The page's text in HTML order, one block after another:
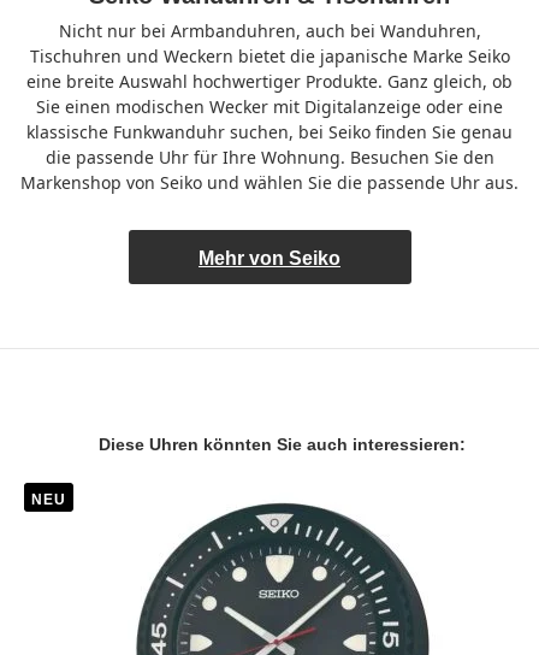
Nicht nur bei Armbanduhren, auch bei Wanduhren,
Tischuhren und Weckern bietet die japanische Marke Seiko
eine breite Auswahl hochwertiger Produkte. Ganz gleich, ob
Sie einen modischen Wecker mit Digitalanzeige oder eine
klassische Funkwanduhr suchen, bei Seiko finden Sie genau
die passende Uhr für Ihre Wohnung. Besuchen Sie den
Markenshop von Seiko und wählen Sie die passende Uhr aus.
Mehr von Seiko
Diese Uhren könnten Sie auch interessieren:
NEU